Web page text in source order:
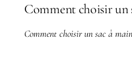
Comment choisir un
Comment choisir un sac à